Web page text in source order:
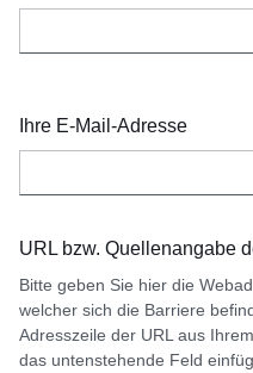
Ihre E-Mail-Adresse
URL bzw. Quellenangabe
Bitte geben Sie hier die
welcher sich die Barriere
Adresszeile der URL aus
das untenstehende Feld